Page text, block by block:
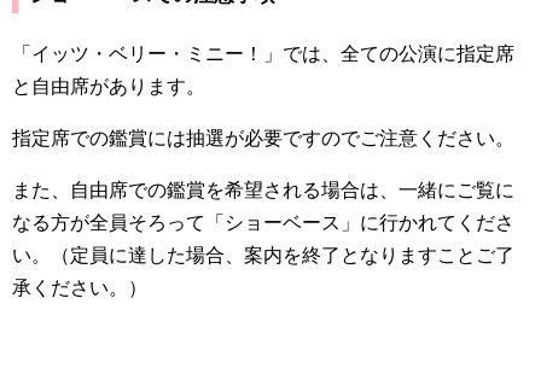
「イッツ・ベリー・ミニー！」では、全ての公演に指定席
と自由席があります。
指定席での鑑賞には抽選が必要ですのでご注意ください。
また、自由席での鑑賞を希望される場合は、一緒にご覧に
なる方が全員そろって「ショーベース」に行かれてくださ
い。（定員に達した場合、案内を終了となりますことご了
承ください。）